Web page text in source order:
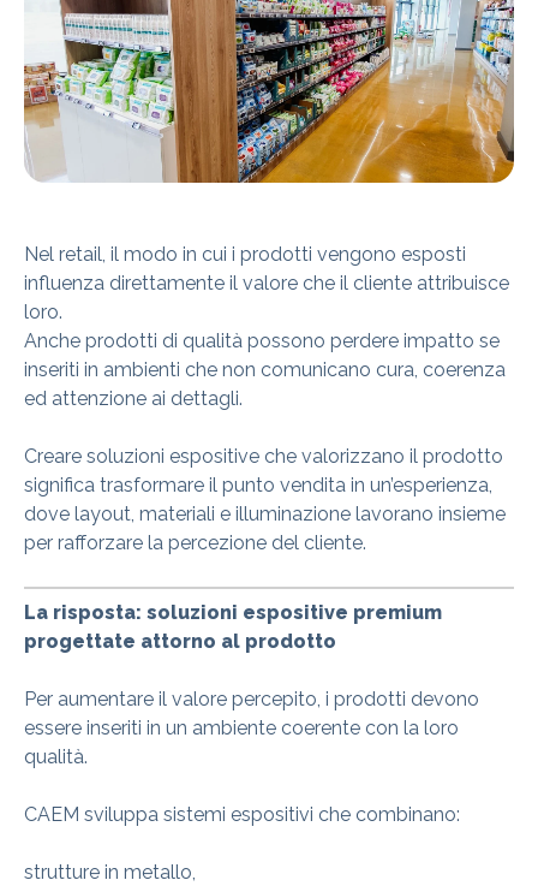
Nel retail, il modo in cui i prodotti vengono esposti
influenza direttamente il valore che il cliente attribuisce
loro.
Anche prodotti di qualità possono perdere impatto se
inseriti in ambienti che non comunicano cura, coerenza
ed attenzione ai dettagli.
Creare soluzioni espositive che valorizzano il prodotto
significa trasformare il punto vendita in un’esperienza,
dove layout, materiali e illuminazione lavorano insieme
per rafforzare la percezione del cliente.
La risposta: soluzioni espositive premium
progettate attorno al prodotto
Per aumentare il valore percepito, i prodotti devono
essere inseriti in un ambiente coerente con la loro
qualità.
CAEM sviluppa sistemi espositivi che combinano:
strutture in metallo,